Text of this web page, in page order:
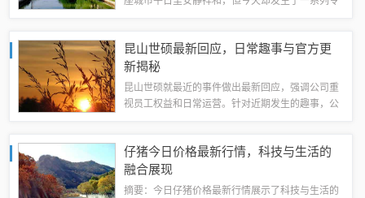
门，探索这不同寻常的一天。小城居民们度过了...
昆山世硕最新回应，日常趣事与官方更
新揭秘
昆山世硕就最近的事件做出最新回应，强调公司重
视员工权益和日常运营。针对近期发生的趣事，公
同营造积极向上的工作氛围。此次回应旨在澄...
仔猪今日价格最新行情，科技与生活的
融合展现
摘要：今日仔猪价格最新行情展示了科技与生活的